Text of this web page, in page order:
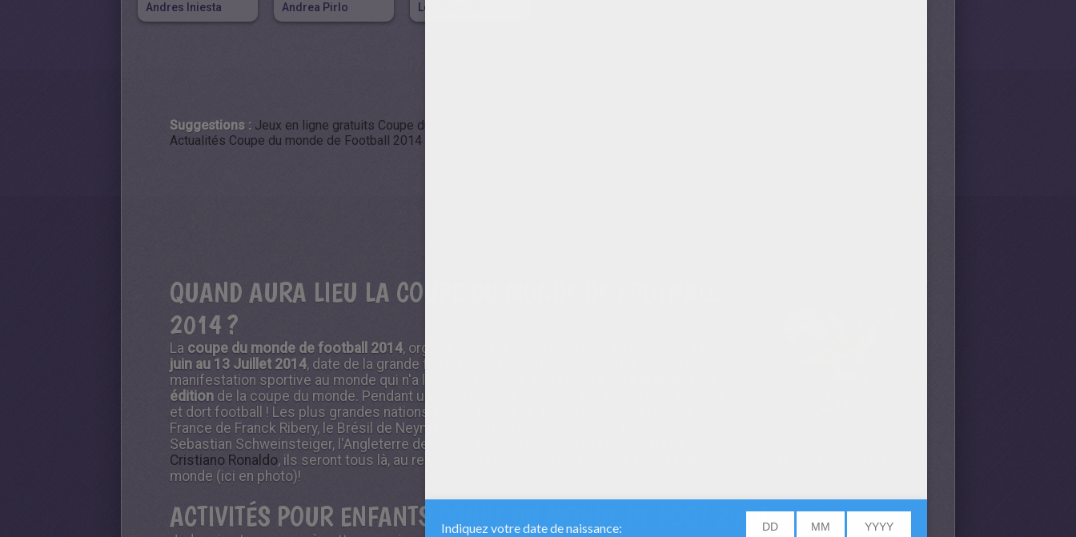
Andres Iniesta Andrea Pirlo
Suggestions : Jeux en ligne gratuits Coupe du monde de Football 2014 (39)
Actualités Coupe du monde de Football 2014 (2)
QUAND AURA LIEU LA COUPE DU MONDE DE FOOTBALL
2014 ?
La coupe du monde de football 2014, organisée par la FIFA se déroule au Brésil,
juin au 13 Juillet 2014, date de la grande finale ! La coupe du monde c'est la plus grande
manifestation sportive au monde qui n'a lieu que tous les 4 ans ! 2014 sera
édition de la coupe du monde. Pendant un mois toute la planète parle football, vit football
et dort football ! Les plus grandes nations seront toutes là : l'Italie de Andrea Pirlo, la
France de Franck Ribery, le Brésil de Neymar, l'Argentine de
Sebastian Schweinsteiger, l'Angleterre de Wayne Rooney ou encore le Portugale de
Cristiano Ronaldo, ils seront tous là, au rendez-vous pour danser la
monde (ici en photo)!
ACTIVITÉS POUR ENFANTS COUPE DU MONDE DE FOOT 2014